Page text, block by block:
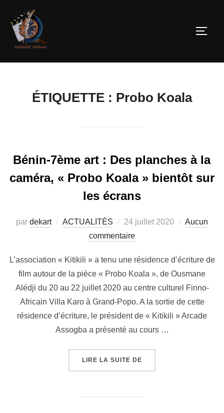
ÉTIQUETTE : Probo Koala
Bénin-7ème art : Des planches à la
caméra, « Probo Koala » bientôt sur
les écrans
par dekart ACTUALITÉS 24 juillet 2020
Aucun
commentaire
L’association « Kitikili » a tenu une résidence d’écriture de
film autour de la pièce « Probo Koala », de Ousmane
Alédji du 20 au 22 juillet 2020 au centre culturel Finno-
Africain Villa Karo à Grand-Popo. A la sortie de cette
résidence d’écriture, le président de « Kitikili » Arcade
Assogba a présenté au cours …
LIRE LA SUITE DE